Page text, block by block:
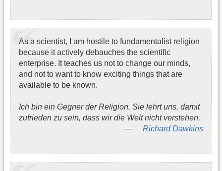
As a scientist, I am hostile to fundamentalist religion
because it actively debauches the scientific
enterprise. It teaches us not to change our minds,
and not to want to know exciting things that are
available to be known.
Ich bin ein Gegner der Religion. Sie lehrt uns, damit
zufrieden zu sein, dass wir die Welt nicht verstehen.
Richard Dawkins